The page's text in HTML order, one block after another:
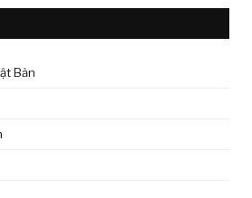
Bản